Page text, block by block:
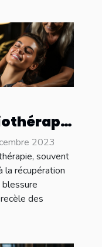
de
2023
souvent
la récupération
des